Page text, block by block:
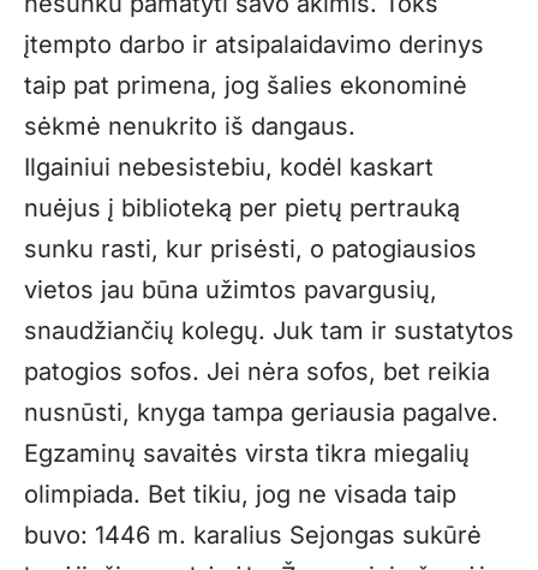
įtempto darbo ir atsipalaidavimo derinys
taip pat primena, jog šalies ekonominė
sėkmė nenukrito iš dangaus.
Ilgainiui nebesistebiu, kodėl kaskart
nuėjus į biblioteką per pietų pertrauką
sunku rasti, kur prisėsti, o patogiausios
vietos jau būna užimtos pavargusių,
snaudžiančių kolegų. Juk tam ir sustatytos
patogios sofos. Jei nėra sofos, bet reikia
nusnūsti, knyga tampa geriausia pagalve.
Egzaminų savaitės virsta tikra miegalių
olimpiada. Bet tikiu, jog ne visada taip
buvo: 1446 m. karalius Sejongas sukūrė